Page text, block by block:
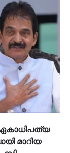
ഏകാധിപത്യ
മാറിയ